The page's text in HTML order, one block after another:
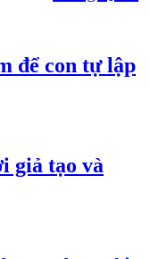
để con tự lập
giả tạo và